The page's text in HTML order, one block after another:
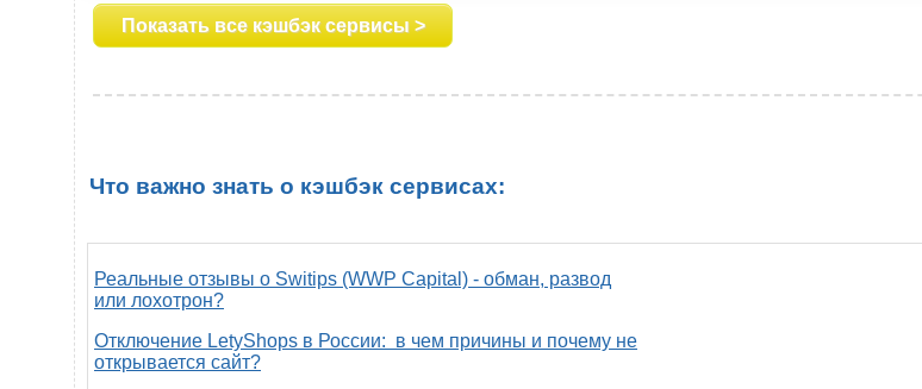
Показать все кэшбэк сервисы >
Что важно знать о кэшбэк сервисах:
Реальные отзывы о Switips (WWP Capital) - обман, развод
или лохотрон?
Отключение LetyShops в России: в чем причины и почему не
открывается сайт?